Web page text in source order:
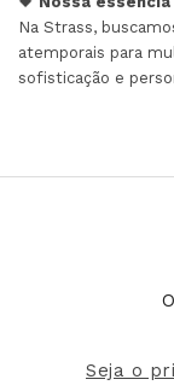
Na Strass,
atemporais para
sofisticação e
Seja o